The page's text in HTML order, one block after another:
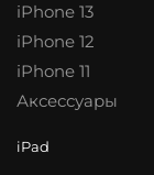
iPhone 13
iPhone 12
iPhone 11
Аксессуары
iPad